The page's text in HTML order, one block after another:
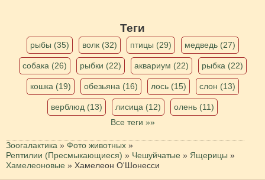
Теги
рыбы (35) волк (32) птицы (29) медведь (27)
собака (26) рыбки (22) аквариум (22) рыбка (22)
кошка (19) обезьяна (16) лось (15) слон (13)
верблюд (13) лисица (12)
олень (11)
Все теги »»
Зоогалактика » Фото животных »
Рептилии (Пресмыкающиеся) » Чешуйчатые » Ящерицы »
Хамелеоновые » Хамелеон О'Шонесси